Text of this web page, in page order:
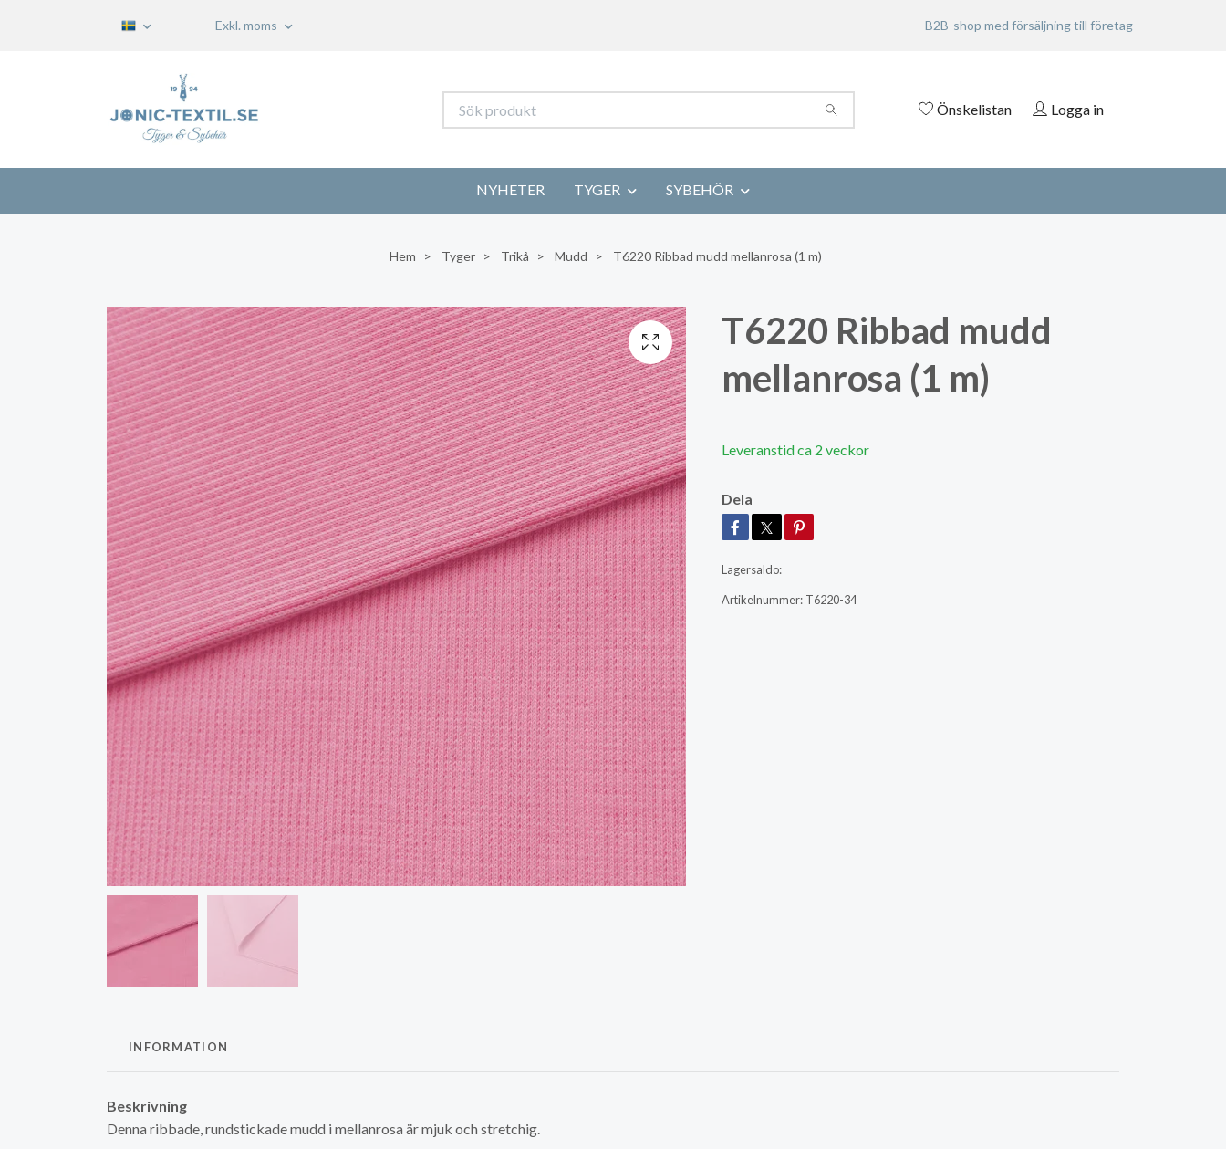
Exkl. moms B2B-shop med försäljning till företag
Önskelistan Logga in
NYHETER TYGER SYBEHÖR
Hem Tyger Trikå Mudd T6220 Ribbad mudd mellanrosa (1 m)
T6220 Ribbad mudd
mellanrosa (1 m)
Leveranstid ca 2 veckor
Dela
Lagersaldo:
Artikelnummer: T6220-34
INFORMATION
Beskrivning
Denna ribbade, rundstickade mudd i mellanrosa är mjuk och stretchig.